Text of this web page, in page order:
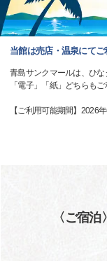
当館は売店・温泉にて
青島サンクマールは、ひな
「電子」「紙」どちらもご
【ご利用可能期間】2026
〈ご宿